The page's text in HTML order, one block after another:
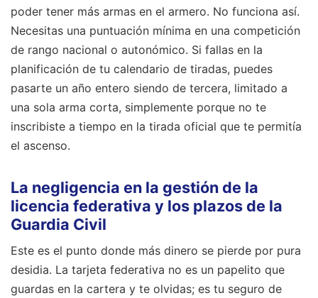
poder tener más armas en el armero. No funciona así.
Necesitas una puntuación mínima en una competición
de rango nacional o autonómico. Si fallas en la
planificación de tu calendario de tiradas, puedes
pasarte un año entero siendo de tercera, limitado a
una sola arma corta, simplemente porque no te
inscribiste a tiempo en la tirada oficial que te permitía
el ascenso.
La negligencia en la gestión de la
licencia federativa y los plazos de la
Guardia Civil
Este es el punto donde más dinero se pierde por pura
desidia. La tarjeta federativa no es un papelito que
guardas en la cartera y te olvidas; es tu seguro de